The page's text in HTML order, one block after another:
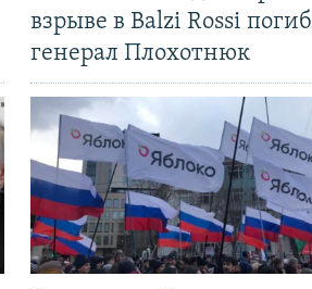
взрыве в Balzi Rossi погиб
генерал Плохотнюк